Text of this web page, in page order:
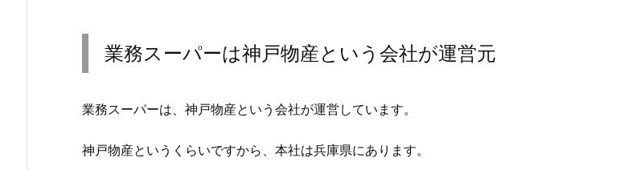
業務スーパーは神戸物産という会社が運営元
業務スーパーは、神戸物産という会社が運営しています。
神戸物産というくらいですから、本社は兵庫県にあります。